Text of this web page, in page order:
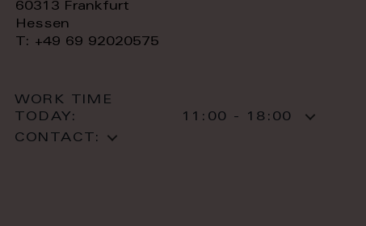
60313 Frankfurt
Hessen
T: +49 69 92020575
WORK TIME
TODAY:
11:00 - 18:00
CONTACT: